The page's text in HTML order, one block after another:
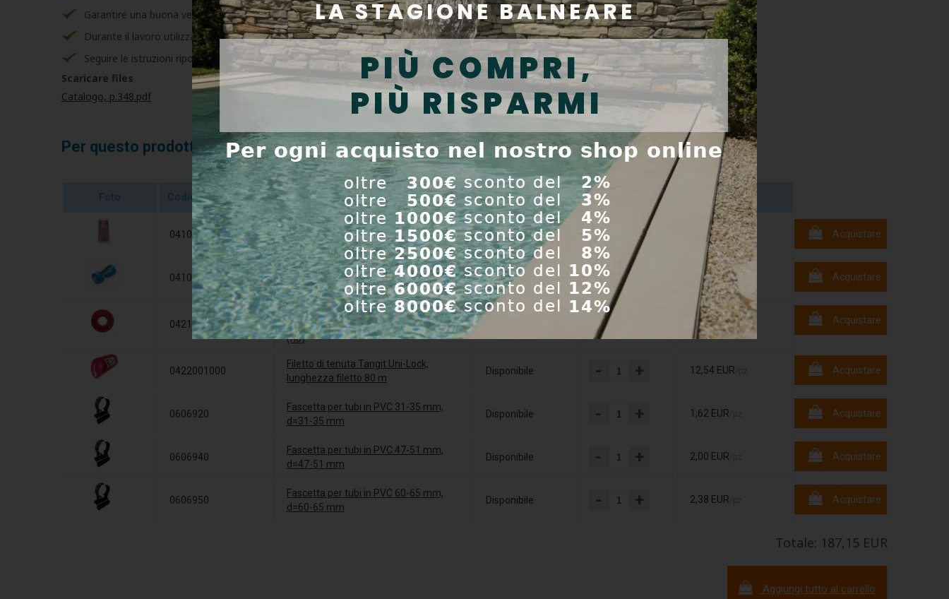
Garantire una buona ventilazione nell`area di lavoro.
Durante il lavoro utilizzare indumenti protettivi idonei.
Seguire le istruzioni riportate nella scheda tecnica e nella scheda di sicurezza
Scaricare files
Catalogo, p.348.pdf
Per questo prodotto potresti aver bisogno
Codice Nome del prodotto Disponibilità pz Prezzo
0410631 Griffon Filo da taglio Disponibile - + 20,80 EUR/pz Acquistare
0410604 Sbavatore bordo esterno tubi - Griffon Disponibile - 145,54 EUR Acquistare
0421011212
Nastro in teflon larghezza 12 mm x
resistenza 0,1 mm lunghezza 12 m
(no)
- 2,27 EUR/pz Acquistare
0422001000
Filetto di tenuta Tangit Uni-Lock,
lunghezza filetto 80 m
Disponibile - + 12,54 EUR Acquistare
0606920
Fascetta per tubi in PVC 31-35 mm,
d=31-35 mm
Disponibile - + 1,62 EUR Acquistare
0606940
Fascetta per tubi in PVC 47-51 mm,
d=47-51 mm
Disponibile - + 2,00 EUR Acquistare
0606950
Fascetta per tubi in PVC 60-65 mm,
d=60-65 mm
Disponibile - + 2,38 EUR Acquistare
Totale: 187,15 EUR
Aggiungi tutto al carrello